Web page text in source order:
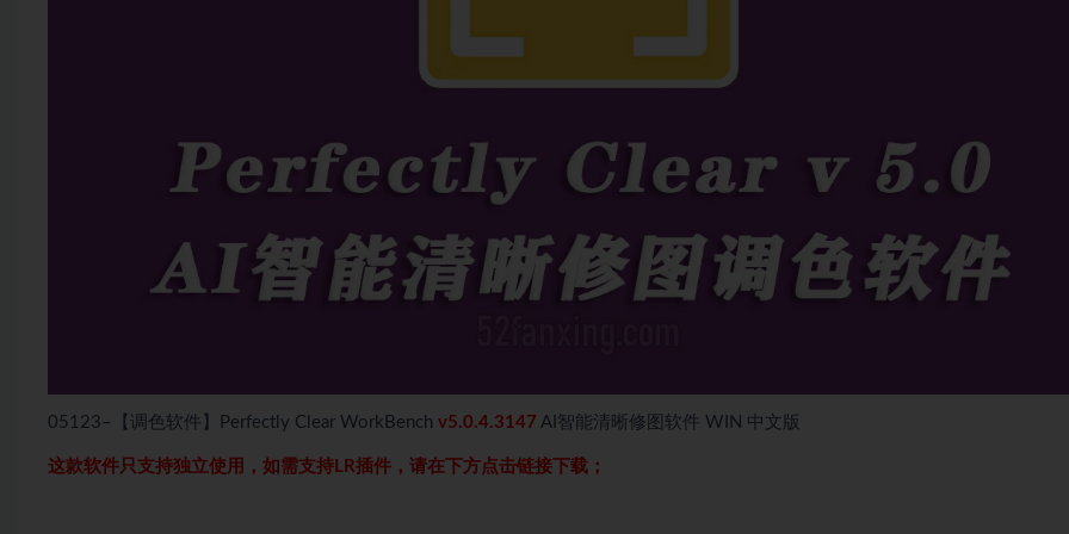
05123–【调色软件】Perfectly Clear WorkBench v5.0.4.3147 AI智能清晰修图软件 WIN 中文版
这款软件只支持独立使用，如需支持LR插件，请在下方点击链接下载；